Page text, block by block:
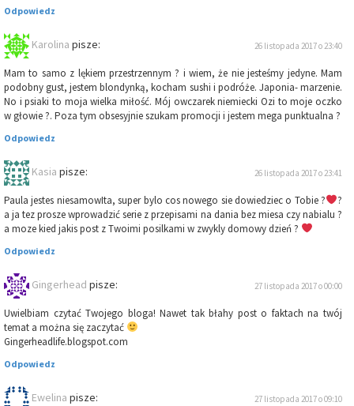
Odpowiedz
Karolina pisze: 26 listopada 2017 o 23:40
Mam to samo z lękiem przestrzennym ? i wiem, że nie jesteśmy jedyne. Mam
podobny gust, jestem blondynką, kocham sushi i podróże. Japonia- marzenie.
No i psiaki to moja wielka miłość. Mój owczarek niemiecki Ozi to moje oczko
w głowie ?. Poza tym obsesyjnie szukam promocji i jestem mega punktualna ?
Odpowiedz
Kasia pisze: 26 listopada 2017 o 23:41
Paula jestes niesamowIta, super bylo cos nowego sie dowiedziec o Tobie ?
?
a ja tez prosze wprowadzić serie z przepisami na dania bez miesa czy nabialu ?
a moze kied jakis post z Twoimi posilkami w zwykly domowy dzień ?
Odpowiedz
Gingerhead pisze: 27 listopada 2017 o 00:00
Uwielbiam czytać Twojego bloga! Nawet tak błahy post o faktach na twój
temat a można się zaczytać
Gingerheadlife.blogspot.com
Odpowiedz
Ewelina pisze: 27 listopada 2017 o 09:10